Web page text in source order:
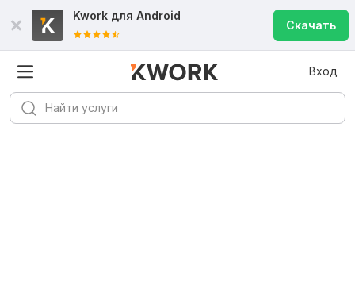
Kwork для Android
Скачать
Вход